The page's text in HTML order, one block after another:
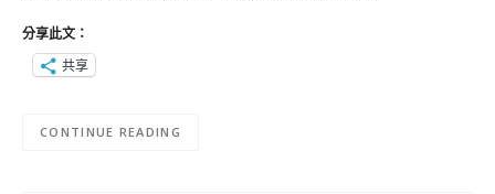
分享此文：
共享
CONTINUE READING